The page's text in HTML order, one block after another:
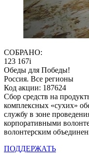
СОБРАНО:
123 167i
Обеды для Победы!
Россия. Все регионы
Код акции: 187624
Сбор средств на
комплексных «сухих»
службу в зоне
корпоративными
волонтерским
ПОДДЕРЖАТЬ